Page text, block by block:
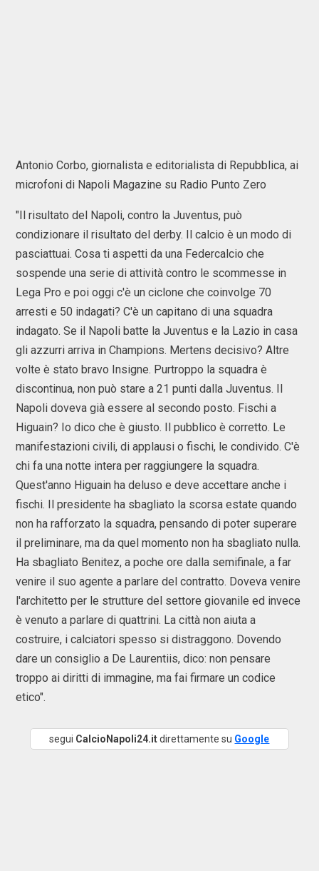
Antonio Corbo, giornalista e editorialista di Repubblica, ai
microfoni di Napoli Magazine su Radio Punto Zero
"Il risultato del Napoli, contro la Juventus, può
condizionare il risultato del derby. Il calcio è un modo di
pasciattuai. Cosa ti aspetti da una Federcalcio che
sospende una serie di attività contro le scommesse in
Lega Pro e poi oggi c'è un ciclone che coinvolge 70
arresti e 50 indagati? C'è un capitano di una squadra
indagato. Se il Napoli batte la Juventus e la Lazio in casa
gli azzurri arriva in Champions. Mertens decisivo? Altre
volte è stato bravo Insigne. Purtroppo la squadra è
discontinua, non può stare a 21 punti dalla Juventus. Il
Napoli doveva già essere al secondo posto. Fischi a
Higuain? Io dico che è giusto. Il pubblico è corretto. Le
manifestazioni civili, di applausi o fischi, le condivido. C'è
chi fa una notte intera per raggiungere la squadra.
Quest'anno Higuain ha deluso e deve accettare anche i
fischi. Il presidente ha sbagliato la scorsa estate quando
non ha rafforzato la squadra, pensando di poter superare
il preliminare, ma da quel momento non ha sbagliato nulla.
Ha sbagliato Benitez, a poche ore dalla semifinale, a far
venire il suo agente a parlare del contratto. Doveva venire
l'architetto per le strutture del settore giovanile ed invece
è venuto a parlare di quattrini. La città non aiuta a
costruire, i calciatori spesso si distraggono. Dovendo
dare un consiglio a De Laurentiis, dico: non pensare
troppo ai diritti di immagine, ma fai firmare un codice
etico".
segui CalcioNapoli24.itdirettamente su Google